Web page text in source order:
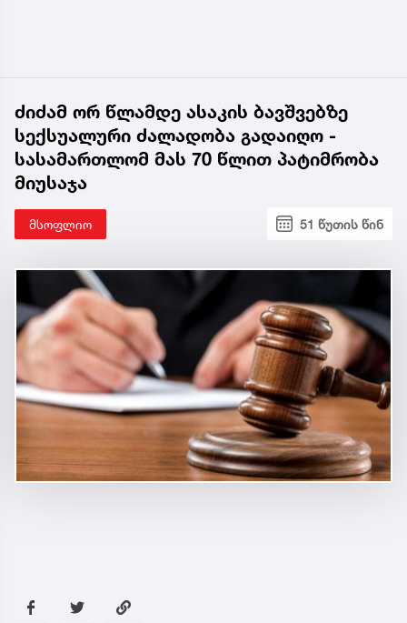
ძიძამ ორ წლამდე ასაკის ბავშვებზე
სექსუალური ძალადობა გადაიღო -
სასამართლომ მას 70 წლით პატიმრობა
მიუსაჯა
მსოფლიო 51 წუთის წინ